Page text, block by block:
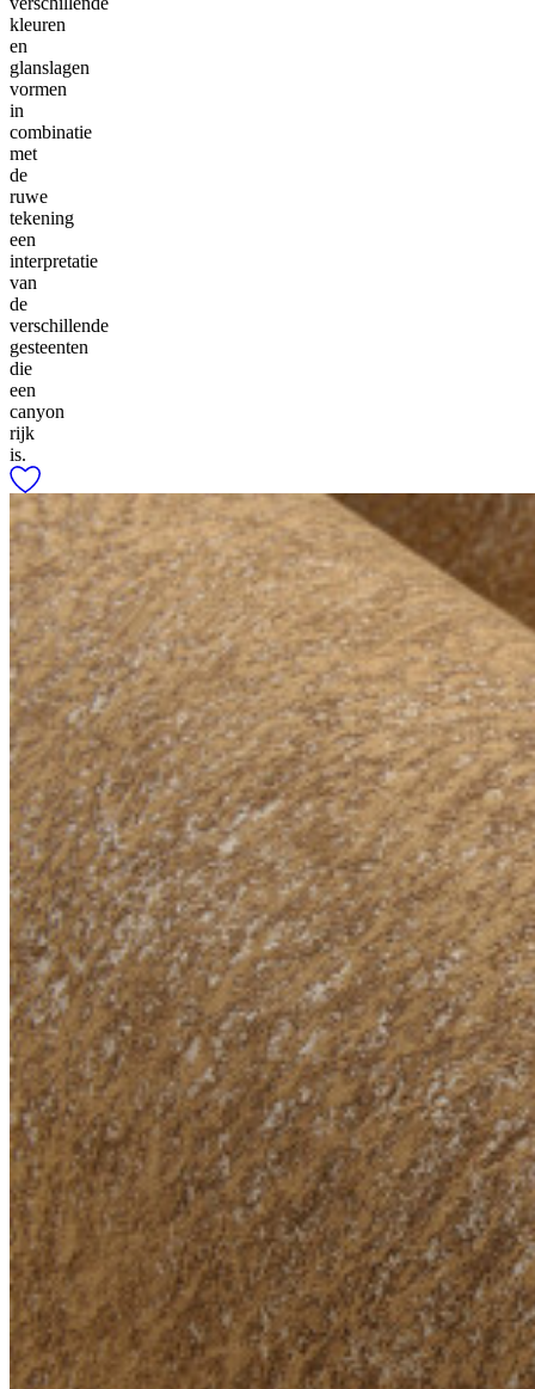
kleuren
en
glanslagen
vormen
in
combinatie
met
de
ruwe
tekening
een
interpretatie
van
de
verschillende
gesteenten
die
een
canyon
rijk
is.